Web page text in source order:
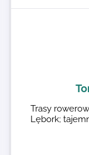
Trasy
Lębork;